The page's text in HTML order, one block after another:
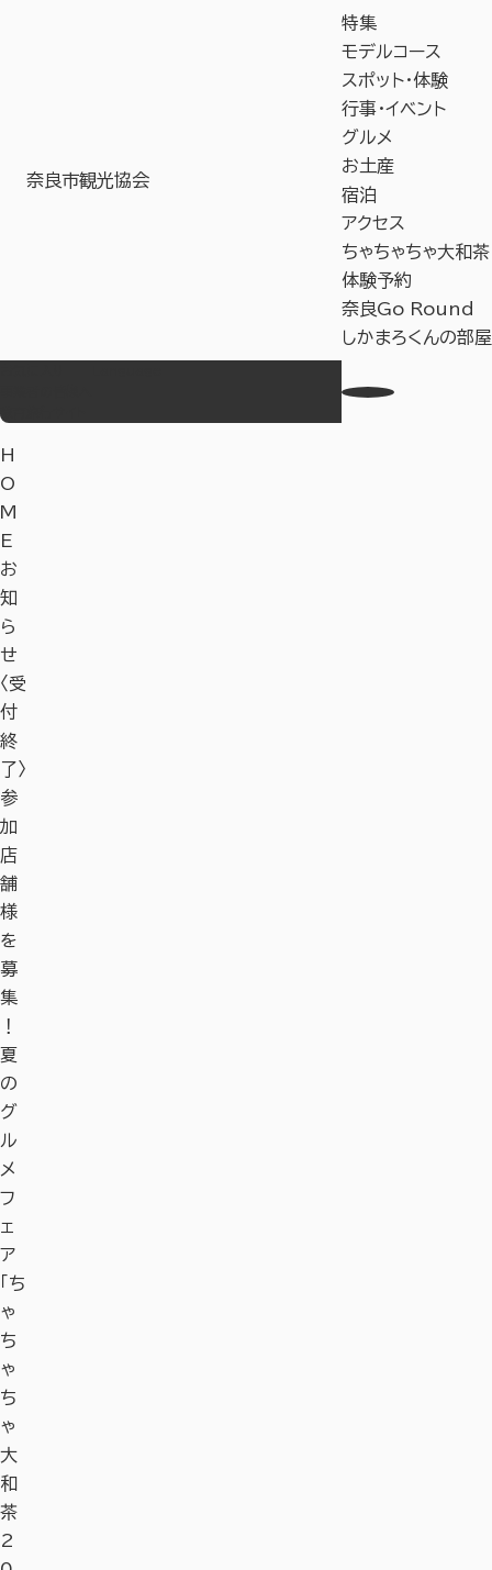
奈良市観光協会
特集
モデルコース
スポット・体験
行事・イベント
グルメ
お土産
宿泊
アクセス
ちゃちゃちゃ大和茶
体験予約
奈良Go Round
しかまろくんの部屋
H
O
M
E
お
知
ら
せ
〈受
付
終
了〉
参
加
店
舗
様
を
募
集
！
夏
の
グ
ル
メ
フ
ェ
ア
「ち
ゃ
ち
ゃ
ち
ゃ
大
和
茶
2